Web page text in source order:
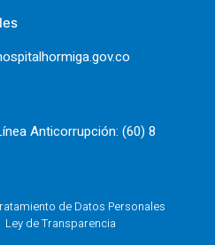
Anticorrupción: (60) 8
de Datos Personales
Ley de Transparencia